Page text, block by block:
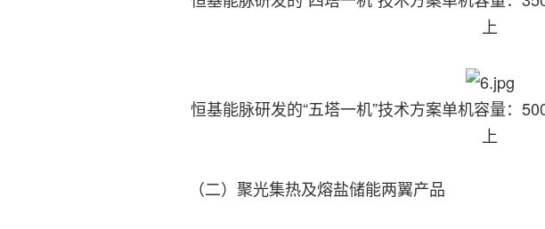
上
恒基能脉研发的“五塔一机”技术方案单机容量：
上
（二）聚光集热及熔盐储能两翼产品